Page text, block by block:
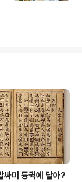
싸미 듕귁에 달아?